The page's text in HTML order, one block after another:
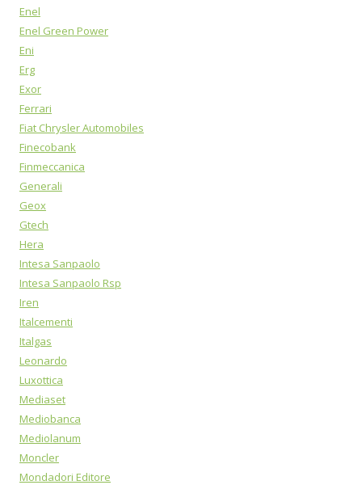
Enel
Enel Green Power
Eni
Erg
Exor
Ferrari
Fiat Chrysler Automobiles
Finecobank
Finmeccanica
Generali
Geox
Gtech
Hera
Intesa Sanpaolo
Intesa Sanpaolo Rsp
Iren
Italcementi
Italgas
Leonardo
Luxottica
Mediaset
Mediobanca
Mediolanum
Moncler
Mondadori Editore